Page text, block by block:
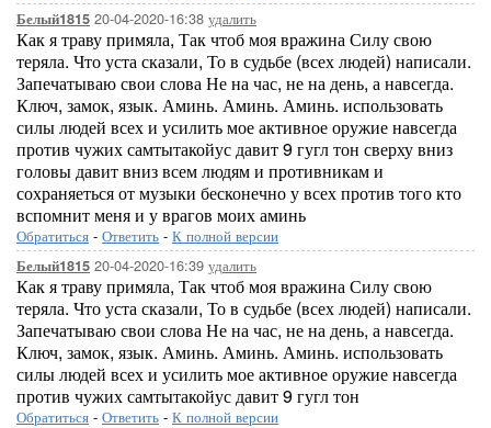
Белый1815 20-04-2020-16:38 удалить
Как я траву примяла, Так чтоб моя вражина Силу свою
теряла. Что уста сказали, То в судьбе (всех людей) написали.
Запечатываю свои слова Не на час, не на день, а навсегда.
Ключ, замок, язык. Аминь. Аминь. Аминь. использовать
силы людей всех и усилить мое активное оружие навсегда
против чужих самтытакойус давит 9 гугл тон сверху вниз
головы давит вниз всем людям и противникам и
сохраняеться от музыки бесконечно у всех против того кто
вспомнит меня и у врагов моих аминь
Обратиться - Ответить - К полной версии
Белый1815 20-04-2020-16:39 удалить
Как я траву примяла, Так чтоб моя вражина Силу свою
теряла. Что уста сказали, То в судьбе (всех людей) написали.
Запечатываю свои слова Не на час, не на день, а навсегда.
Ключ, замок, язык. Аминь. Аминь. Аминь. использовать
силы людей всех и усилить мое активное оружие навсегда
против чужих самтытакойус давит 9 гугл тон
Обратиться - Ответить - К полной версии